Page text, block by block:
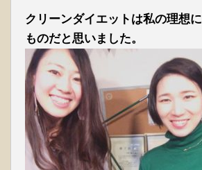
クリーンダイエットは私の理想
ものだと思いました。